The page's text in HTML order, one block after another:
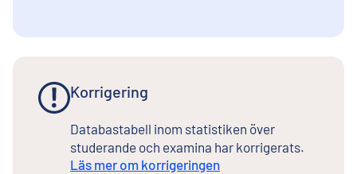
Korrigering
Databastabell inom statistiken över
studerande och examina har korrigerats.
Läs mer om korrigeringen